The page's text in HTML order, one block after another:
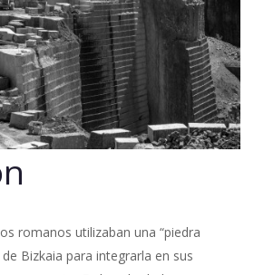
romanos utilizaban una “piedra
Bizkaia para integrarla en sus